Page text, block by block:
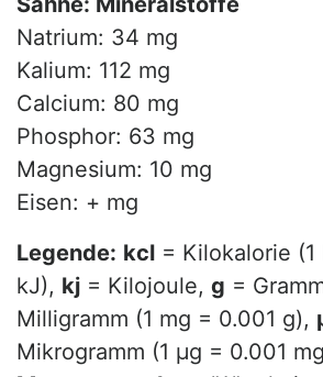
Natrium: 34 mg
Kalium: 112 mg
Calcium: 80 mg
Phosphor: 63 mg
Magnesium: 10 mg
Eisen: + mg
Legende: kcl = Kilokalorie (1
kJ), kj = Kilojoule, g =
Milligramm (1 mg = 0.001 g),
Mikrogramm (1 µg = 0.001